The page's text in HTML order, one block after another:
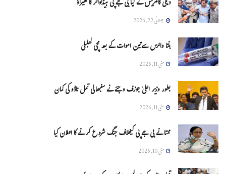
جولائی 22, 2026
ہنتا وائرس سےتین اموات کے بعد مچی کھلبلی
مئی 11, 2026
بطور وزیر اعلیٰ جوزف وجئے نے سنبھالی تمل ناڈو کی کمان
مئی 11, 2026
ممتا نے بی جے پی کیخلاف جنگ شروع کرنے کا اعلان کیا
مئی 10, 2026